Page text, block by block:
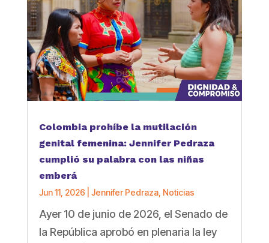
Colombia prohíbe la mutilación
genital femenina: Jennifer Pedraza
cumplió su palabra con las niñas
emberá
Jun 11, 2026 Jennifer Pedraza, Noticias
Ayer 10 de junio de 2026, el Senado de
la República aprobó en plenaria la ley